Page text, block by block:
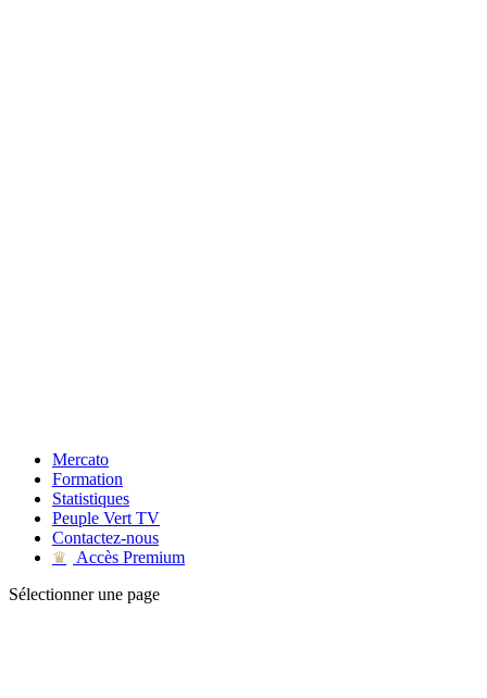
Mercato
Formation
Statistiques
Peuple Vert TV
Contactez-nous
♛
Accès Premium
Sélectionner une page